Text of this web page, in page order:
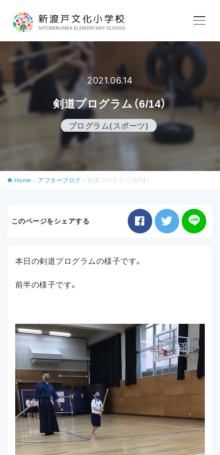
教育内容
学校生活
アクセス
2021.06.14
剣道プログラム（6/14）
プログラム(スポーツ)
Home » アフターブログ »剣道プログラム（6/14）
このページをシェアする
本日の剣道プログラムの様子です。
前半の様子です。